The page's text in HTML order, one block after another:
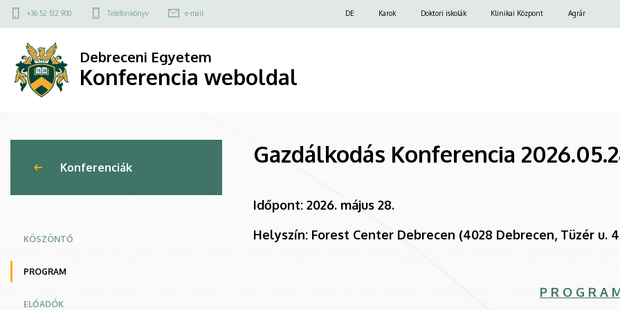
Gazdálkodás
Konferencia
2026.05.28.
(csütörtök)
Konferencia
Ugrás
a
tartalomra
Felső
menü
+36 52 512 900 Telefonkönyv e-mail
Felső
DE Karok Doktori iskolák Klinikai Központ Agrár
Debreceni Egyetem
Konferencia weboldal
Konferenciák
KÖSZÖNTŐ
PROGRAM
ELŐADÓK
Gazdálkodás Konferencia
Időpont: 2026. május 28.
Helyszín: Forest Center Debrecen (4028 Debrecen, Tüzér u.
P R O G R A